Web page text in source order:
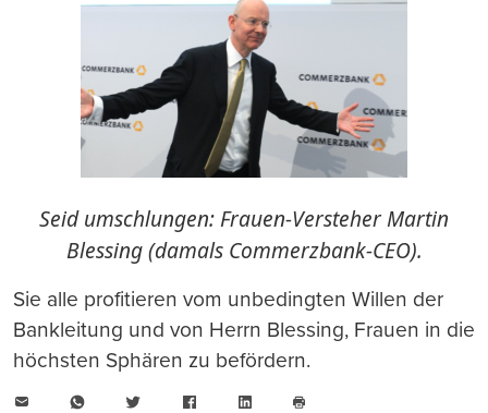
Seid umschlungen: Frauen-Versteher Martin
Blessing (damals Commerzbank-CEO).
Sie alle profitieren vom unbedingten Willen der
Bankleitung und von Herrn Blessing, Frauen in die
höchsten Sphären zu befördern.
WhatsAppTwitter FacebookLinkedIn